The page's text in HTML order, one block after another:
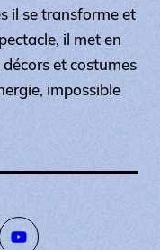
il se transforme et
il met en
et costumes
impossible
Instagram
Page Youtube